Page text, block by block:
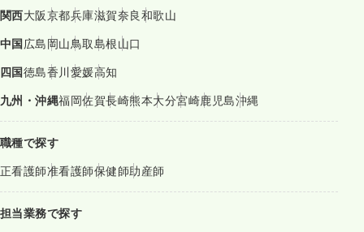
関西大阪京都兵庫滋賀奈良和歌山
中国広島岡山鳥取島根山口
四国徳島香川愛媛高知
九州・沖縄福岡佐賀長崎熊本大分宮崎鹿児島沖縄
職種で探す
正看護師准看護師保健師助産師
担当業務で探す